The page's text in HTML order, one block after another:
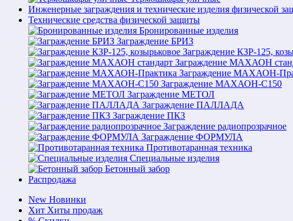
Инженерные заграждения и технические изделия физической
Технические средства физической защиты
Бронированные изделия
Заграждение БРИЗ
Заграждение КЗР-125,
Заграждение МАХАОН
Заграждение МАХАОН-
Заграждение МАХАОН-С150
Заграждение МЕТОЛ
Заграждение ПАЛЛАДА
Заграждение ПКЗ
Заграждение радиопрозрачное
Заграждение ФОРМУЛА
Противотаранная техника
Специальные изделия
Бетонный забор
Распродажа
New Новинки
Хит Хиты продаж